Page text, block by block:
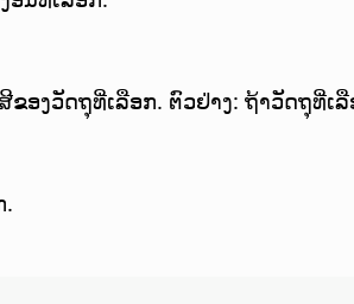
ອງວັດຖຸທີ່ເລືອກ. ຕົວຢ່າງ: ຖ້າວັດຖຸທີ່ເ
.